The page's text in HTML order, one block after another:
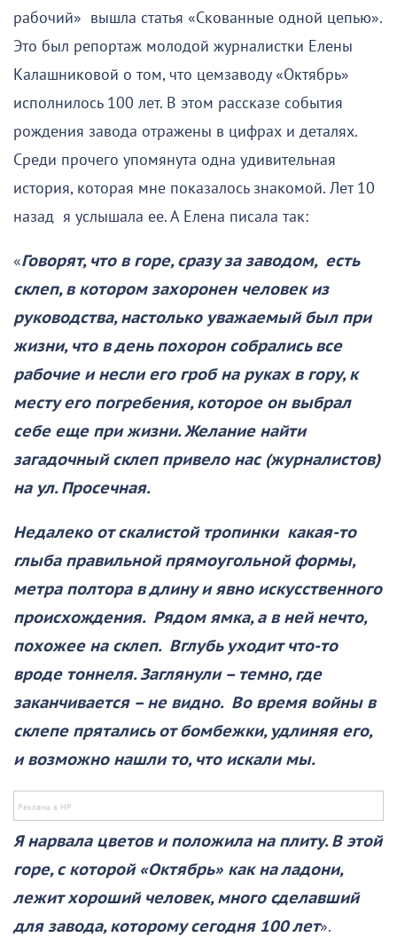
рабочий» вышла статья «Скованные одной цепью».
Это был репортаж молодой журналистки Елены
Калашниковой о том, что цемзаводу «Октябрь»
исполнилось 100 лет. В этом рассказе события
рождения завода отражены в цифрах и деталях.
Среди прочего упомянута одна удивительная
история, которая мне показалось знакомой. Лет 10
назад я услышала ее. А Елена писала так:
«Говорят, что в горе, сразу за заводом, есть
склеп, в котором захоронен человек из
руководства, настолько уважаемый был при
жизни, что в день похорон собрались все
рабочие и несли его гроб на руках в гору, к
месту его погребения, которое он выбрал
себе еще при жизни. Желание найти
загадочный склеп привело нас (журналистов)
на ул. Просечная.
Недалеко от скалистой тропинки какая-то
глыба правильной прямоугольной формы,
метра полтора в длину и явно искусственного
происхождения. Рядом ямка, а в ней нечто,
похожее на склеп. Вглубь уходит что-то
вроде тоннеля. Заглянули – темно, где
заканчивается – не видно. Во время войны в
склепе прятались от бомбежки, удлиняя его,
и возможно нашли то, что искали мы.
Я нарвала цветов и положила на плиту. В этой
горе, с которой «Октябрь» как на ладони,
лежит хороший человек, много сделавший
для завода, которому сегодня 100 лет».